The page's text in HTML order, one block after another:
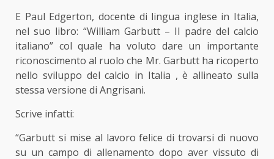
E Paul Edgerton, docente di lingua inglese in Italia,
nel suo libro: “William Garbutt – Il padre del calcio
italiano” col quale ha voluto dare un importante
riconoscimento al ruolo che Mr. Garbutt ha ricoperto
nello sviluppo del calcio in Italia , è allineato sulla
stessa versione di Angrisani.
Scrive infatti:
“Garbutt si mise al lavoro felice di trovarsi di nuovo
su un campo di allenamento dopo aver vissuto di